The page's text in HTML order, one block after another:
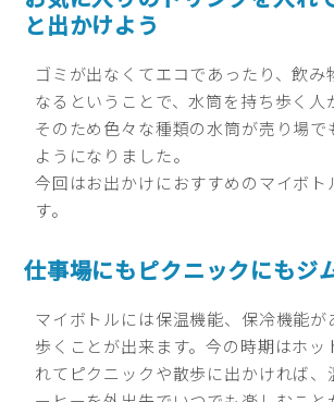
と出かけよう
ゴミが出なくてエコであったり、飲み
なるということで、水筒を持ち歩く人
そのため色々な種類の水筒が売り場で
ようになりました。
今回はお出かけにおすすめのマイボト
す。
仕事場にもピクニックにもジ
マイボトルには保温機能、保冷機能が
歩くことが出来ます。今の時期はホッ
れてピクニックや散歩に出かければ、